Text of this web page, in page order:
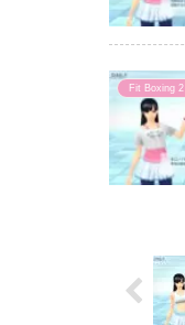
Fit Boxing 2